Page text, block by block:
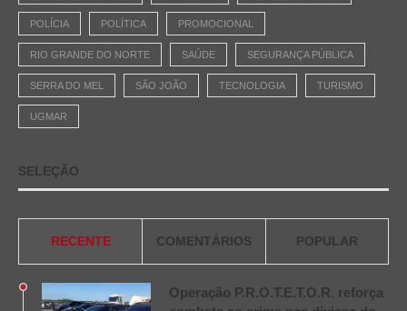
POLÍCIA POLÍTICA PROMOCIONAL
RIO GRANDE DO NORTE SAÚDE SEGURANÇA PÚBLICA
SERRA DO MEL SÃO JOÃO TECNOLOGIA TURISMO
UGMAR
SELEÇÃO
RECENTE COMENTÁRIOS POPULAR
Operação P.R.O.T.E.T.O.R. reforça